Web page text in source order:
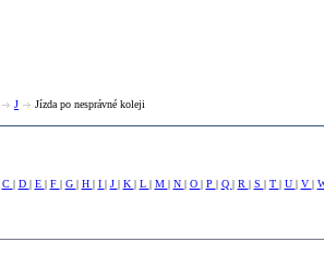
J Jízda po nesprávné koleji
C | D | E | F | G | H | I | J | K | L | M | N | O | P | Q | R | S | T | U | V |